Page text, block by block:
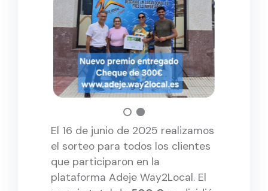
El 16 de junio de 2025 realizamos
el sorteo para todos los clientes
que participaron en la
plataforma Adeje Way2Local. El